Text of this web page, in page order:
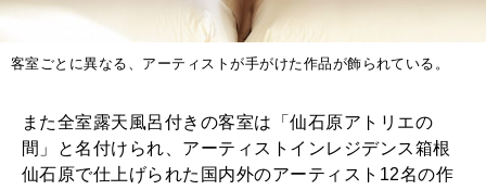
客室ごとに異なる、アーティストが手がけた作品が飾られている。
また全室露天風呂付きの客室は「仙石原アトリエの
間」と名付けられ、アーティストインレジデンス箱根
仙石原で仕上げられた国内外のアーティスト12名の作